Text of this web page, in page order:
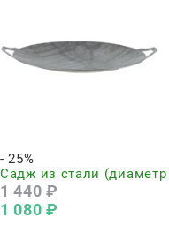
- 25%
Садж из стали
1 440 ₽
1 080 ₽